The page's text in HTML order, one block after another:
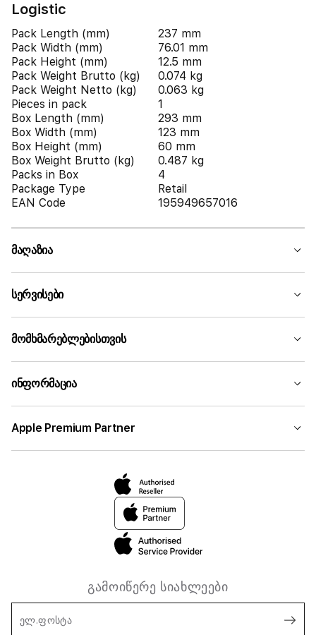
Logistic
Pack Length (mm)
237 mm
Pack Width (mm)
76.01 mm
Pack Height (mm)
12.5 mm
Pack Weight Brutto (kg)
0.074 kg
Pack Weight Netto (kg)
0.063 kg
Pieces in pack
1
Box Length (mm)
293 mm
Box Width (mm)
123 mm
Box Height (mm)
60 mm
Box Weight Brutto (kg)
0.487 kg
Packs in Box
4
Package Type
Retail
EAN Code
195949657016
მაღაზია
სერვისები
მომხმარებლებისთვის
ინფორმაცია
Apple Premium Partner
გამოიწერე სიახლეები
ელ.ფოსტა